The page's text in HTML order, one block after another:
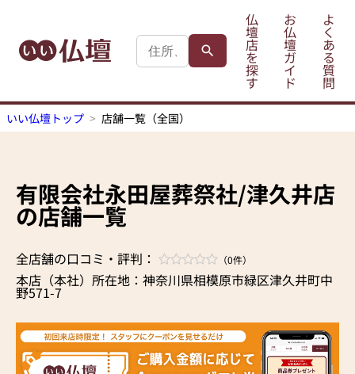
仏
壇
店
を
探
す
お
仏
壇
ガ
イ
ド
よ
く
あ
る
質
問
いい仏壇トップ 店舗一覧（全国）
有限会社永田屋葬祭社/津久井店
の店舗一覧
全店舗の口コミ・評判： （0件）
本店（本社）所在地：神奈川県相模原市緑区津久井町中
野571-7